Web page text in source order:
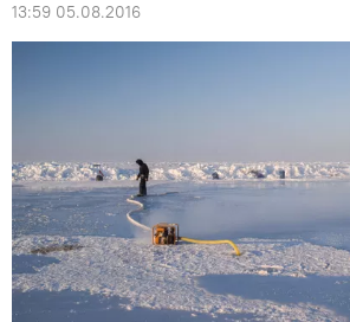
13:59 05.08.2016